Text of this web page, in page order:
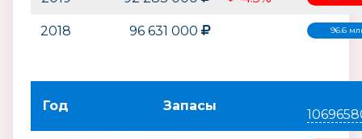
2018 96 631 000 96.6
Год Запасы